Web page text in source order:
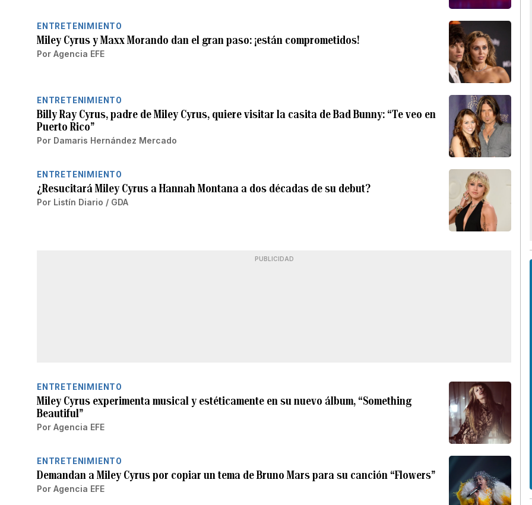
ENTRETENIMIENTO
Miley Cyrus y Maxx Morando dan el gran paso: ¡están comprometidos!
Por Agencia EFE
ENTRETENIMIENTO
Billy Ray Cyrus, padre de Miley Cyrus, quiere visitar la casita de Bad Bunny: “Te veo en
Puerto Rico”
Por Damaris Hernández Mercado
ENTRETENIMIENTO
¿Resucitará Miley Cyrus a Hannah Montana a dos décadas de su debut?
Por Listín Diario / GDA
PUBLICIDAD
ENTRETENIMIENTO
Miley Cyrus experimenta musical y estéticamente en su nuevo álbum, “Something
Beautiful”
Por Agencia EFE
ENTRETENIMIENTO
Demandan a Miley Cyrus por copiar un tema de Bruno Mars para su canción “Flowers”
Por Agencia EFE